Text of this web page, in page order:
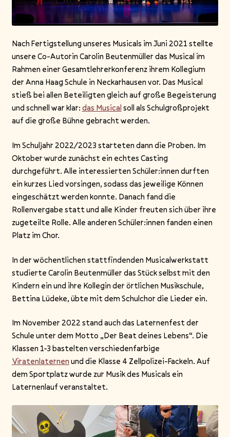
Nach Fertigstellung unseres Musicals im Juni 2021 stellte
unsere Co-Autorin Carolin Beutenmüller das Musical im
Rahmen einer Gesamtlehrerkonferenz ihrem Kollegium
der Anna Haag Schule in Neckarhausen vor. Das Musical
stieß bei allen Beteiligten gleich auf große Begeisterung
und schnell war klar: das Musical soll als Schulgroßprojekt
auf die große Bühne gebracht werden.
Im Schuljahr 2022/2023 starteten dann die Proben. Im
Oktober wurde zunächst ein echtes Casting
durchgeführt. Alle interessierten Schüler:innen durften
ein kurzes Lied vorsingen, sodass das jeweilige Können
eingeschätzt werden konnte. Danach fand die
Rollenvergabe statt und alle Kinder freuten sich über ihre
zugeteilte Rolle. Alle anderen Schüler:innen fanden einen
Platz im Chor.
In der wöchentlichen stattfindenden Musicalwerkstatt
studierte Carolin Beutenmüller das Stück selbst mit den
Kindern ein und ihre Kollegin der örtlichen Musikschule,
Bettina Lüdeke, übte mit dem Schulchor die Lieder ein.
Im November 2022 stand auch das Laternenfest der
Schule unter dem Motto „Der Beat deines Lebens“. Die
Klassen 1-3 bastelten verschiedenfarbige
Viratenlaternen und die Klasse 4 Zellpolizei-Fackeln. Auf
dem Sportplatz wurde zur Musik des Musicals ein
Laternenlauf veranstaltet.